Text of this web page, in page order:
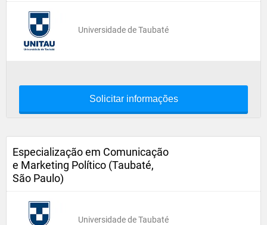
Universidade de Taubaté
Solicitar informações
Especialização em Comunicação
e Marketing Político (Taubaté,
São Paulo)
Universidade de Taubaté